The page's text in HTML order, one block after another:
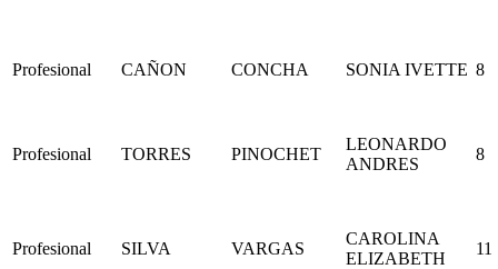
Profesional CAÑON CONCHA SONIA IVETTE 8
Profesional TORRES PINOCHET
LEONARDO
ANDRES
8
Profesional SILVA VARGAS
CAROLINA
ELIZABETH
11